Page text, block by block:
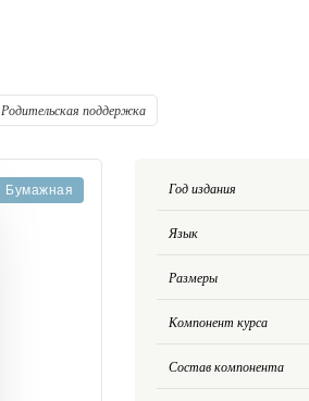
Родительская поддержка
Бумажная Год издания
Язык
Размеры
Компонент курса
Состав компонента